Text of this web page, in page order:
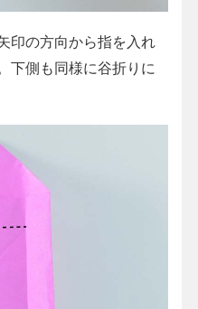
印の方向から指を入れ
下側も同様に谷折りに